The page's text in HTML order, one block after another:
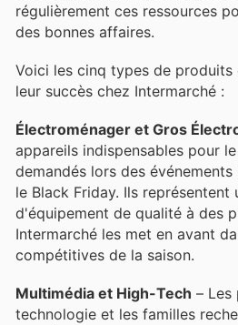
régulièrement ces ressources
des bonnes affaires.
Voici les cinq types de
leur succès chez Intermarché :
Électroménager et Gros
appareils indispensables pour
demandés lors des
le Black Friday. Ils
d'équipement de qualité à des
Intermarché les met en avant
compétitives de la saison.
Multimédia et High-Tech – Les
technologie et les familles